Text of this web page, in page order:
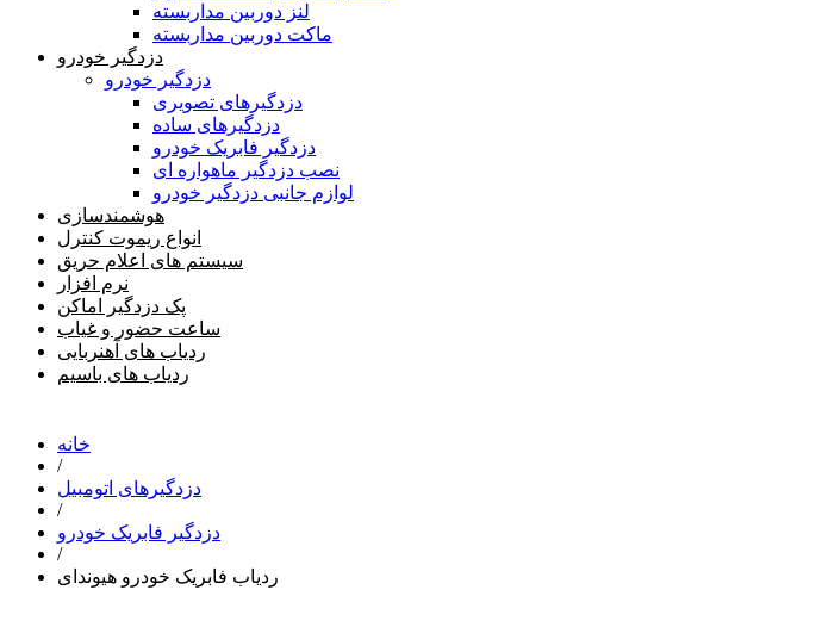
لنز دوربین مداربسته
ماکت دوربین مداربسته
دزدگیر خودرو
دزدگیر خودرو
دزدگیرهای تصویری
دزدگیرهای ساده
دزدگیر فابریک خودرو
نصب دزدگیر ماهواره ای
لوازم جانبی دزدگیر خودرو
هوشمندسازی
انواع ریموت کنترل
سیستم های اعلام حریق
نرم افزار
پک دزدگیر اماکن
ساعت حضور و غیاب
ردیاب های آهنربایی
ردیاب های باسیم
خانه
/
دزدگیرهای اتومبیل
/
دزدگیر فابریک خودرو
/
ردیاب فابریک خودرو هیوندای